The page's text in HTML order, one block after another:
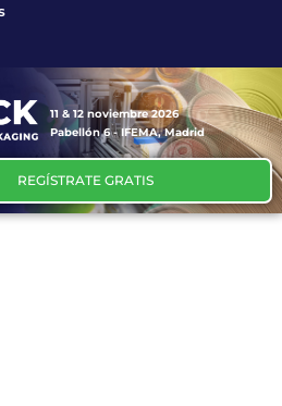
11 & 12 noviembre 2026
Pabellón 6 - IFEMA, Madrid
REGÍSTRATE GRATIS